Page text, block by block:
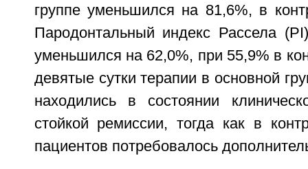
группе уменьшился на 81,6%, в
Пародонтальный индекс Рассела
уменьшился на 62,0%, при 55,9% в
девятые сутки терапии в основной
находились в состоянии
стойкой ремиссии, тогда как в
пациентов потребовалось